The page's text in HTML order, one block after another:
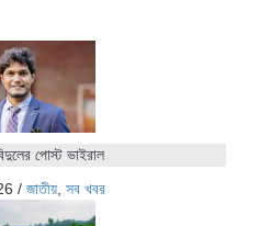
পোস্ট ভাইরাল
/ জাতীয়, সব খবর